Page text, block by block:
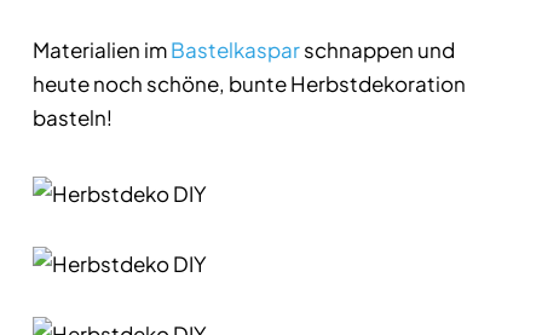
Materialien imBastelkasparschnappen und
heute noch schöne, bunte Herbstdekoration
basteln!